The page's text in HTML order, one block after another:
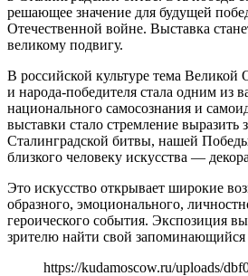
решающее значение для будущей
Отечественной войне. Выставка
великому подвигу.
В российской культуре тема Великой
и народа-победителя стала одним из
национального самосознания и
выставки стало стремление выразить
Сталинградской битвы, нашей
близкого человеку искусства —
Это искусство открывает широкие
образного, эмоционального,
героического события. Экспозиция
зрителю найти свой
https://kudamoscow.ru/uploads/